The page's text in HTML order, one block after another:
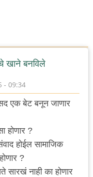
खाने बनविले
- 09:34
एक बेट बनून जाणार
होणार ?
होईल सामाजिक
?
नाही का होणार